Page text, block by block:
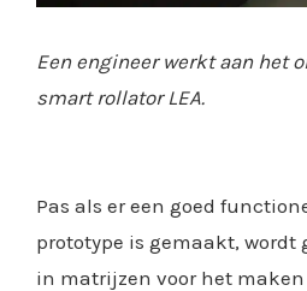
Een engineer werkt aan het
smart rollator LEA.
Pas als er een goed
prototype is gemaakt, wordt
in matrijzen voor het maken